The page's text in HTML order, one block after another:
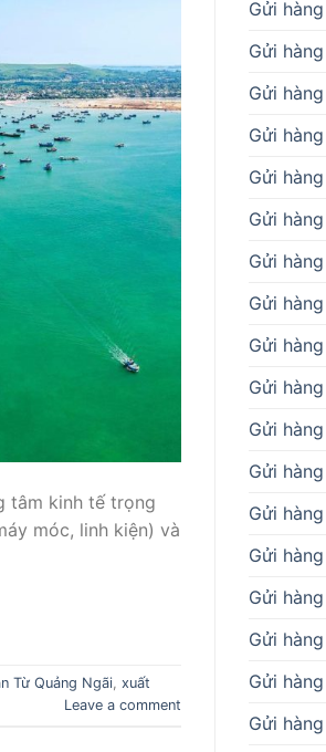
tâm kinh tế trọng
móc, linh kiện) và
Từ Quảng Ngãi, xuất
Leave a comment
Gửi
Gửi
Gửi
Gửi
Gửi
Gửi
Gửi
Gửi
Gửi
Gửi
Gửi
Gửi
Gửi
Gửi
Gửi
Gửi
Gửi
Gửi